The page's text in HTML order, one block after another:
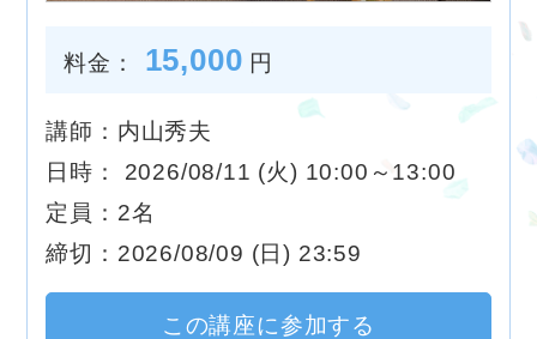
料金： 15,000 円
講師：内山秀夫
日時： 2026/08/11 (火) 10:00～13:00
定員：2名
締切：2026/08/09 (日) 23:59
この講座に参加する